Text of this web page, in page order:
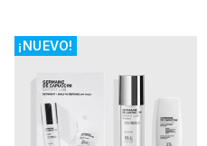
¡NUEVO!